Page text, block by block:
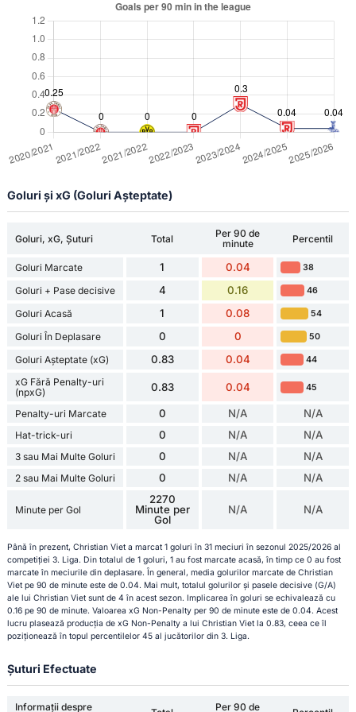
Goluri și xG (Goluri Așteptate)
Goluri, xG, Șuturi Total
Per 90 de
minute
Percentil
Goluri Marcate 1 0.04 38
Goluri + Pase decisive 4 0.16 46
Goluri Acasă 1 0.08 54
Goluri În Deplasare 0 0 50
Goluri Așteptate (xG) 0.83 0.04 44
xG Fără Penalty-uri
(npxG)
0.83 0.04 45
Penalty-uri Marcate 0 N/A N/A
Hat-trick-uri 0 N/A N/A
3 sau Mai Multe Goluri 0 N/A N/A
2 sau Mai Multe Goluri 0 N/A N/A
Minute per Gol
2270
Minute per
Gol
N/A N/A
Până în prezent, Christian Viet a marcat 1 goluri în 31 meciuri în sezonul 2025/2026 al
competiției 3. Liga. Din totalul de 1 goluri, 1 au fost marcate acasă, în timp ce 0 au fost
marcate în meciurile din deplasare. În general, media golurilor marcate de Christian
Viet pe 90 de minute este de 0.04. Mai mult, totalul golurilor și pasele decisive (G/A)
ale lui Christian Viet sunt de 4 în acest sezon. Implicarea în goluri se echivalează cu
0.16 pe 90 de minute. Valoarea xG Non-Penalty per 90 de minute este de 0.04. Acest
lucru plasează producția de xG Non-Penalty a lui Christian Viet la 0.83, ceea ce îl
poziționează în topul percentilelor 45 al jucătorilor din 3. Liga.
Șuturi Efectuate
Informații despre
Per 90 de